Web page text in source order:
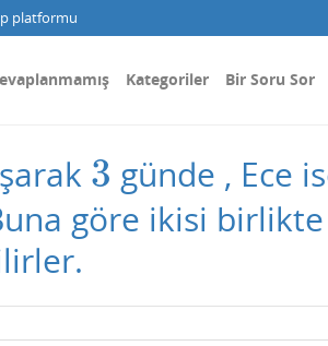
platformu
Kategoriler Bir Soru Sor
3
3 günde , Ece
göre ikisi